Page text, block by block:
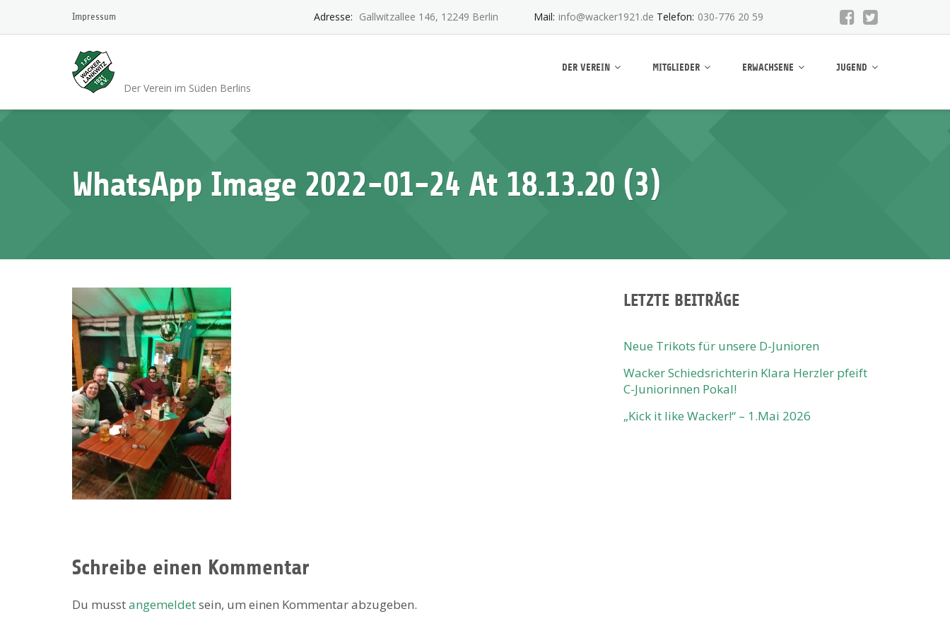
content
Impressum Adresse: Gallwitzallee 146, 12249 Berlin Mail: info@wacker1921.de Telefon: 030-776 20 59
Der Verein im Süden Berlins
DER VEREIN MITGLIEDER ERWACHSENE JUGEND
WhatsApp Image 2022-01-24 At 18.13.20 (3)
Schreibe einen Kommentar
Du musstangemeldetsein, um einen Kommentar abzugeben.
LETZTE BEITRÄGE
Neue Trikots für unsere D-Junioren
Wacker Schiedsrichterin Klara Herzler pfeift
C-Juniorinnen Pokal!
„Kick it like Wacker!“ – 1.Mai 2026